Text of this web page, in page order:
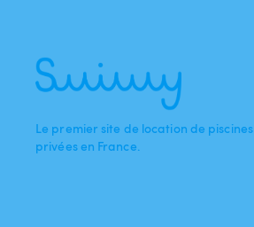
Le premier site de location de piscines
privées en France.